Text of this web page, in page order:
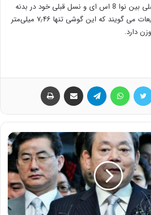
ظاهرا تنها تفاوت اصلی بین نوا 8 اس ای و نسل قبلی خود در بدنه
خلاصه می شود. شایعات می گویند که این گوشی تنها ۷٫۴۶ میلی‌متر